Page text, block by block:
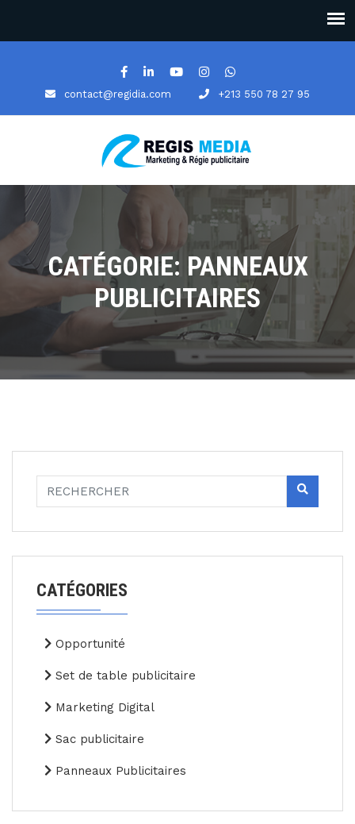
contact@regidia.com +213 550 78 27 95
CATÉGORIE: PANNEAUX
PUBLICITAIRES
CATÉGORIES
Opportunité
Set de table publicitaire
Marketing Digital
Sac publicitaire
Panneaux Publicitaires